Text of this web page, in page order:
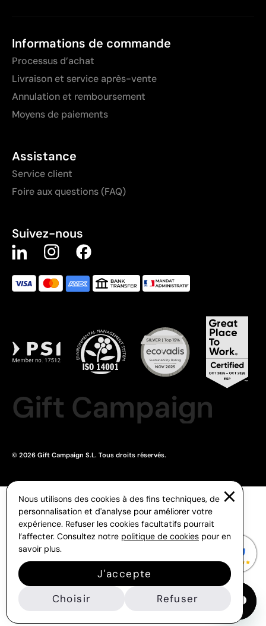
Informations de commande
Processus d’achat
Livraison et service après-vente
Annulation et remboursement
Moyens de paiements
Assistance
Service client
Foire aux questions (FAQ)
Suivez-nous
Gift Campaign
© 2026 Gift Campaign S.L. Tous droits réservés.
Nous utilisons des cookies à des fins techniques, de
personnalisation et d'analyse pour améliorer votre
expérience. Refuser les cookies facultatifs pourrait
l’affecter. Consultez notre politique de cookies pour en
savoir plus.
J'accepte
Choisir
Refuser